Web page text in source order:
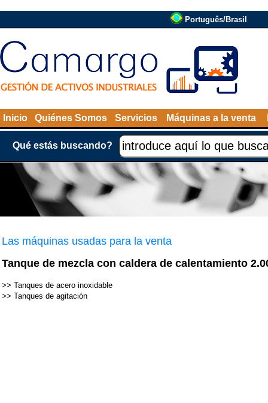
Português/Brasil
Inicio Quiénes Somos Servicios Máquinas a la venta
Qué estás buscando?
Las máquinas usadas para la venta
Tanque de mezcla con caldera de calentamiento
>> Tanques de acero inoxidable
>> Tanques de agitación